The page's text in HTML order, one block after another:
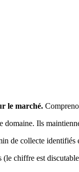
le marché.
domaine. Ils
de collecte identifiés
chiffre est